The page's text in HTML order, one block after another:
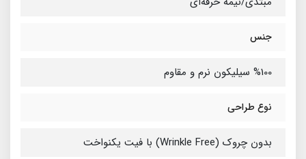
جنس
%100 سیلیکون نرم و مقاوم
نوع طراحی
بدون چروک (Wrinkle Free) با فیت یکنواخت